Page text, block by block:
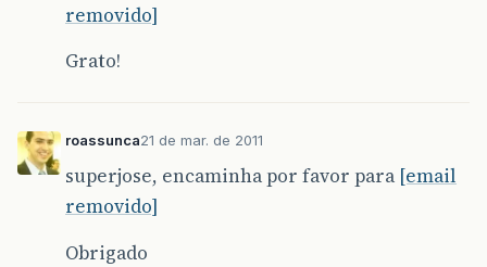
removido]
Grato!
roassunca21 de mar. de 2011
superjose, encaminha por favor para [email
removido]
Obrigado